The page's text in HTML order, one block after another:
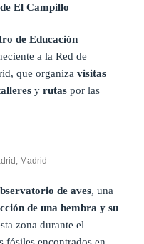
El Campillo
de Educación
a la Red de
que organizavisitas
yrutas por las
Madrid
de aves, una
de una hembra y su
zona durante el